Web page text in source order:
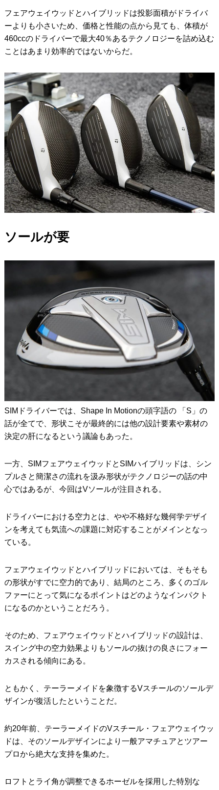
フェアウェイウッドとハイブリッドは投影面積がドライバ
ーよりも小さいため、価格と性能の点から見ても、体積が
460ccのドライバーで最大40％あるテクノロジーを詰め込む
ことはあまり効率的ではないからだ。
ソールが要
SIMドライバーでは、Shape In Motionの頭字語の 「S」の
話が全てで、形状こそが最終的には他の設計要素や素材の
決定の肝になるという議論もあった。
一方、SIMフェアウェイウッドとSIMハイブリッドは、シン
プルさと簡潔さの流れを汲み形状がテクノロジーの話の中
心ではあるが、今回はVソールが注目される。
ドライバーにおける空力とは、やや不格好な幾何学デザイ
ンを考えても気流への課題に対応することがメインとなっ
ている。
フェアウェイウッドとハイブリッドにおいては、そもそも
の形状がすでに空力的であり、結局のところ、多くのゴル
ファーにとって気になるポイントはどのようなインパクト
になるのかということだろう。
そのため、フェアウェイウッドとハイブリッドの設計は、
スイング中の空力効果よりもソールの抜けの良さにフォー
カスされる傾向にある。
ともかく、テーラーメイドを象徴するVスチールのソールデ
ザインが復活したということだ。
約20年前、テーラーメイドのVスチール・フェアウェイウッ
ドは、そのソールデザインにより一般アマチュアとツアー
プロから絶大な支持を集めた。
ロフトとライ角が調整できるホーゼルを採用した特別な